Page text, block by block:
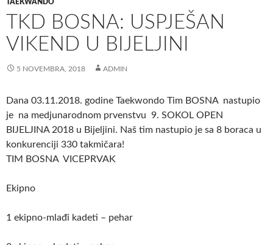
TAEKWANDO
TKD BOSNA: USPJEŠAN
VIKEND U BIJELJINI
5 NOVEMBRA, 2018 ADMIN
Dana 03.11.2018. godine Taekwondo Tim BOSNA nastupio
je na medjunarodnom prvenstvu 9. SOKOL OPEN
BIJELJINA 2018 u Bijeljini. Naš tim nastupio je sa 8 boraca u
konkurenciji 330 takmičara!
TIM BOSNA VICEPRVAK
Ekipno
1 ekipno-mlađi kadeti – pehar